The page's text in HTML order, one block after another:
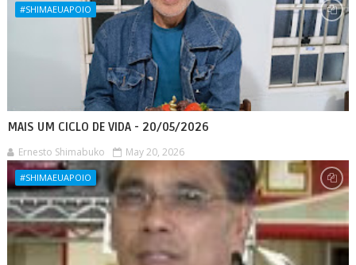
#SHIMAEUAPOIO
MAIS UM CICLO DE VIDA - 20/05/2026
Ernesto Shimabuko May 20, 2026
#SHIMAEUAPOIO